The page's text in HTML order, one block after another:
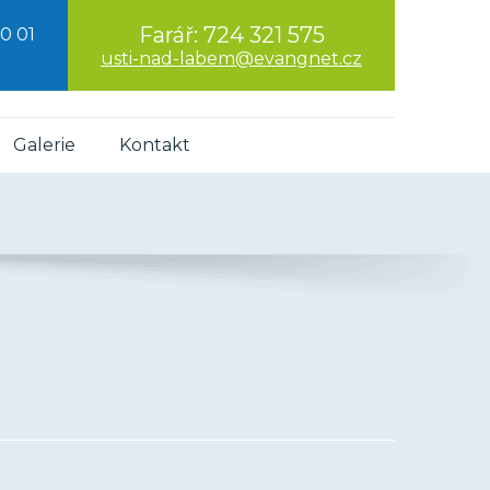
01 Farář: 724 321 575
usti-nad-labem@evangnet.cz
Galerie Kontakt